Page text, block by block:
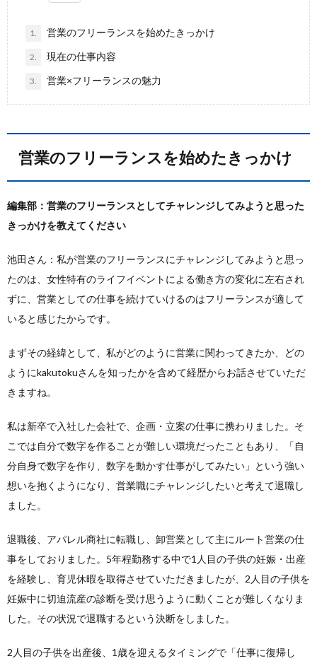
1. 営業のフリーランスを始めたきっかけ
2. 現在の仕事内容
3. 営業×フリーランスの魅力
営業のフリーランスを始めたきっかけ
編集部：営業のフリーランスとしてチャレンジしてみようと思った
きっかけを教えてください
池田さん：私が営業のフリーランスにチャレンジしてみようと思っ
たのは、女性特有のライフイベントによる働き方の変化に左右され
ずに、営業としての仕事を続けていけるのはフリーランスが適して
いると感じたからです。
まずその経緯として、私がどのように営業に関わってきたか、どの
ようにkakutokuさんを知ったかを含めて経歴からお話させていただ
きますね。
私は新卒で入社した会社で、企画・立案の仕事に携わりました。そ
こでは自分で数字を作ることが難しい環境だったこともあり、「自
分自身で数字を作り、数字を動かす仕事がしてみたい」という強い
想いを抱くようになり、営業職にチャレンジしたいと考えて退職し
ました。
退職後、アパレル商社に転職し、卸営業として主にルート営業の仕
事をしておりました。5年程勤務する中で1人目の子供の妊娠・出産
を経験し、育児休暇を取得させていただきましたが、2人目の子供を
妊娠中に切迫流産の診断を受け思うように動くことが難しくなりま
した。その状況で退職するという決断をしました。
2人目の子供を出産後、1歳を迎えるタイミングで「仕事に復帰し